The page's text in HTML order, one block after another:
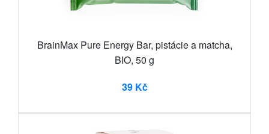
BrainMax Pure Energy Bar, pistácie a matcha,
BIO, 50 g
39 Kč